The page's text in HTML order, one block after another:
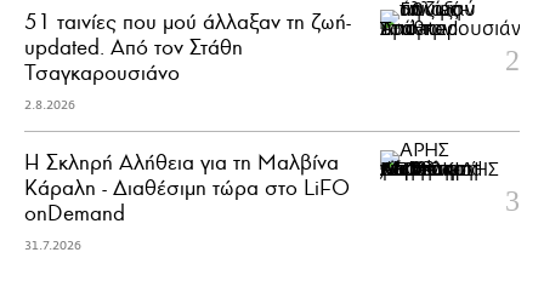
51 ταινίες που μού άλλαξαν τη ζωή-
updated. Aπό τον Στάθη
Τσαγκαρουσιάνο
2.8.2026
Η Σκληρή Αλήθεια για τη Μαλβίνα
Κάραλη - Διαθέσιμη τώρα στo LiFO
onDemand
31.7.2026